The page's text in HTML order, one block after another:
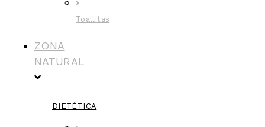
Toallitas
ZONA
NATURAL
DIETÉTICA